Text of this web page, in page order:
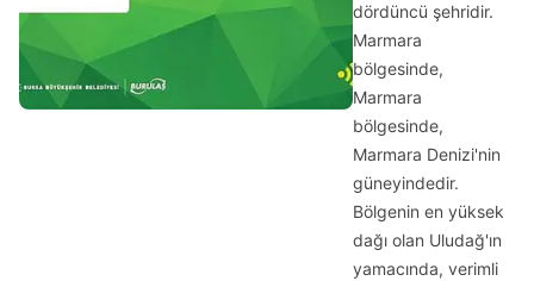
dördüncü şehridir.
Marmara
bölgesinde,
Marmara
bölgesinde,
Marmara Denizi'nin
güneyindedir.
Bölgenin en yüksek
dağı olan Uludağ'ın
yamacında, verimli